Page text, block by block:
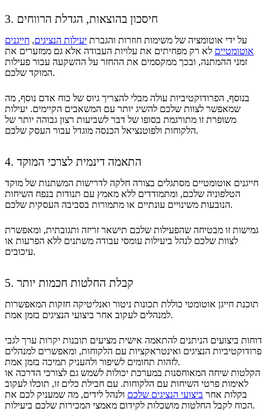
3. חיסכון בהוצאות, הגדלת הרווחים
על ידי אוטומציה של משימות חוזרות והגברת יעילות הנציגים, חייגנים
אוטומטיים לא רק מפחיתים את עלויות העבודה אלא גם ממזערים את
זמני ההמתנה, ובכך ממקסמים את ההחזר על ההשקעה עבור פעילות
המוקד שלכם.
בנוסף, הפרודוקטיביות עולה מבלי להצריך גיוס של כוח אדם נוסף, מה
שמאפשר לצוות שלכם להשיג יותר עם המשאבים הקיימים. יעילות
משופרת זו מתורגמת בסופו של דבר לשביעות רצון גבוהה יותר של
הלקוחות ולפוטנציאל הכנסה מוגדל עבור העסק שלכם.
4. התאמה דינמית לצרכי המוקד
חייגנים אוטומטיים מסתגלים בצורה חלקה לדרישות המשתנות של מוקד
הטלפוניה שלכם, ומתמודדים ללא מאמץ עם תנודות בנפח השיחות
הנובעות משינויים עונתיים או מתמורות בסביבה העסקית שלכם.
גמישות זו מבטיחה שהפעילות שלכם תישאר זריזה ותגובתית, ומאפשרת
לצוות שלכם לנהל ביעילות עומסי עבודה משתנים ללא הפרעות או
עיכובים.
5. קבלת החלטות חכמות יותר
תוכנת חייגן אוטומטי כוללת תכונות ניטור ואנליטיקה חזקות המאפשרות
למנהלים לעקוב אחר ביצועי הנציגים בזמן אמת.
דוחות ביצועים הניתנים להתאמה אישית מציעים תובנות יקרות ערך לגבי
פרודוקטיביות הנציגים ואינטראקציות עם הלקוחות, ומאפשרים למנהלים
לזהות תחומים לשיפור ולהעניק תמיכה בזמן אמת.
הקלטות שיחה המאוחסנות במערכת יכולות לשמש גם לצורכי הדרכה או
לאימות פרטי השיחות עם הלקוחות. עם חבילת כלים זו, תוכלו לעקוב
בקלות אחר ביצועי הנציגים שלכם ולנהל לידים, מה שמעניק לכם את
הכוח לקבל החלטות מושכלות לקידום מאמצי המכירות שלכם ביעילות.